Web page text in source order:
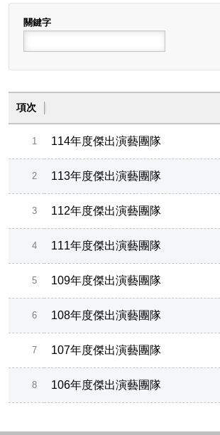
關鍵字
項次
1 114年度傑出演藝團隊
2 113年度傑出演藝團隊
3 112年度傑出演藝團隊
4 111年度傑出演藝團隊
5 109年度傑出演藝團隊
6 108年度傑出演藝團隊
7 107年度傑出演藝團隊
8 106年度傑出演藝團隊